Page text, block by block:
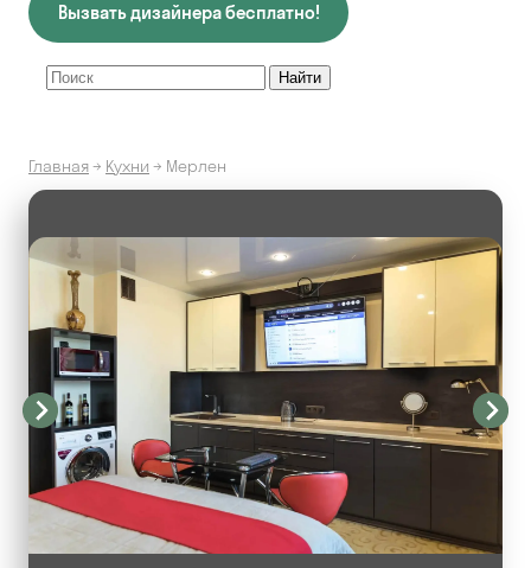
Вызвать дизайнера бесплатно!
Главная→ Кухни → Мерлен